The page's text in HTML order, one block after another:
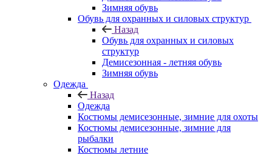
Зимняя обувь
Обувь для охранных и силовых структур
Назад
Обувь для охранных и силовых
структур
Демисезонная - летняя обувь
Зимняя обувь
Одежда
Назад
Одежда
Костюмы демисезонные, зимние для охоты
Костюмы демисезонные, зимние для
рыбалки
Костюмы летние